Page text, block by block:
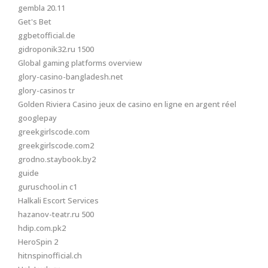
gembla 20.11
Get's Bet
ggbetofficial.de
gidroponik32.ru 1500
Global gaming platforms overview
glory-casino-bangladesh.net
glory-casinos tr
Golden Riviera Casino jeux de casino en ligne en argent réel
googlepay
greekgirlscode.com
greekgirlscode.com2
grodno.staybook.by2
guide
guruschool.in c1
Halkali Escort Services
hazanov-teatr.ru 500
hdip.com.pk2
HeroSpin 2
hitnspinofficial.ch